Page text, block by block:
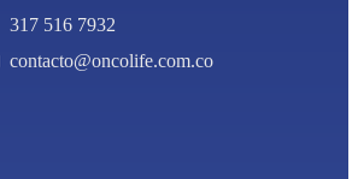
317 516 7932
contacto@oncolife.com.co